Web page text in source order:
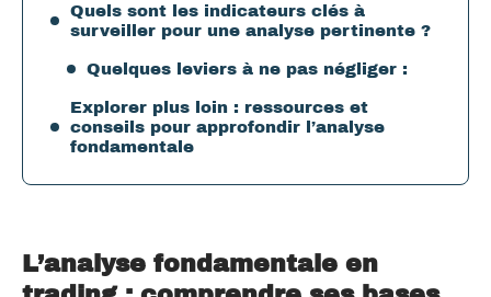
Quels sont les indicateurs clés à
surveiller pour une analyse pertinente ?
Quelques leviers à ne pas négliger :
Explorer plus loin : ressources et
conseils pour approfondir l’analyse
fondamentale
L’analyse fondamentale en